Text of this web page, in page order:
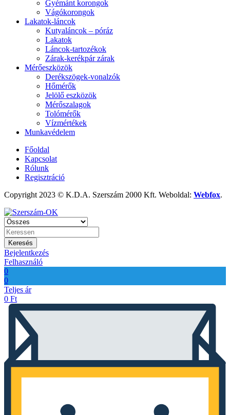
Gyémánt korongok
Vágókorongok
Lakatok-láncok
Kutyaláncok – póráz
Lakatok
Láncok-tartozékok
Zárak-kerékpár zárak
Mérőeszközök
Derékszögek-vonalzók
Hőmérők
Jelölő eszközök
Mérőszalagok
Tolómérők
Vízmértékek
Munkavédelem
Főoldal
Kapcsolat
Rólunk
Regisztráció
Copyright 2023 © K.D.A. Szerszám 2000 Kft. Weboldal: Webfox.
Keresés
Bejelentkezés
Felhasználó
0
0
Teljes ár
0 Ft